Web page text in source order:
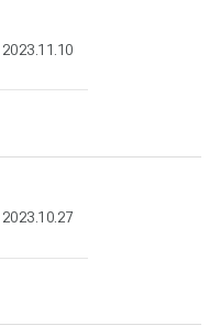
2023.11.10
2023.10.27